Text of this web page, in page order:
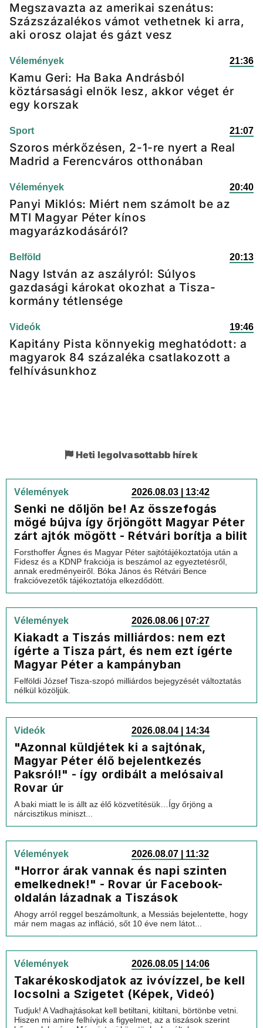
Megszavazta az amerikai szenátus:
Százszázalékos vámot vethetnek ki arra,
aki orosz olajat és gázt vesz
Vélemények 21:36
Kamu Geri: Ha Baka Andrásból
köztársasági elnök lesz, akkor véget ér
egy korszak
Sport 21:07
Szoros mérkőzésen, 2-1-re nyert a Real
Madrid a Ferencváros otthonában
Vélemények 20:40
Panyi Miklós: Miért nem számolt be az
MTI Magyar Péter kínos
magyarázkodásáról?
Belföld 20:13
Nagy István az aszályról: Súlyos
gazdasági károkat okozhat a Tisza-
kormány tétlensége
Videók 19:46
Kapitány Pista könnyekig meghatódott: a
magyarok 84 százaléka csatlakozott a
felhívásunkhoz
Heti legolvasottabb hírek
Vélemények 2026.08.03 | 13:42
Senki ne dőljön be! Az összefogás
mögé bújva így őrjöngött Magyar Péter
zárt ajtók mögött - Rétvári borítja a bilit
Forsthoffer Ágnes és Magyar Péter sajtótájékoztatója után a
Fidesz és a KDNP frakciója is beszámol az egyeztetésről,
annak eredményeiről. Bóka János és Rétvári Bence
frakcióvezetők tájékoztatója elkezdődött.
Vélemények 2026.08.06 | 07:27
Kiakadt a Tiszás milliárdos: nem ezt
ígérte a Tisza párt, és nem ezt ígérte
Magyar Péter a kampányban
Felföldi József Tisza-szopó milliárdos bejegyzését változtatás
nélkül közöljük.
Videók 2026.08.04 | 14:34
"Azonnal küldjétek ki a sajtónak,
Magyar Péter élő bejelentkezés
Paksról!" - így ordibált a melósaival
Rovar úr
A baki miatt le is állt az élő közvetítésük…Így őrjöng a
nárcisztikus miniszt...
Vélemények 2026.08.07 | 11:32
"Horror árak vannak és napi szinten
emelkednek!" - Rovar úr Facebook-
oldalán lázadnak a Tiszások
Ahogy arról reggel beszámoltunk, a Messiás bejelentette, hogy
már nem magas az infláció, sőt 10 éve nem látot...
Vélemények 2026.08.05 | 14:06
Takarékoskodjatok az ivóvízzel, be kell
locsolni a Szigetet (Képek, Videó)
Tudjuk! A Vadhajtásokat kell betiltani, kitiltani, börtönbe vetni.
Hiszen mi amire felhívjuk a figyelmet, az a tiszások szerint